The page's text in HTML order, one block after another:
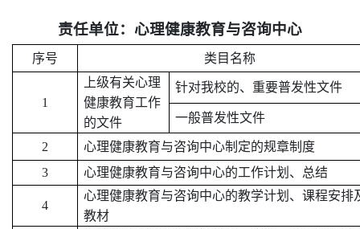
责任单位：心理健康教育与咨询中心
序号 类目名称
1
上级有关心理
健康教育工作
的文件
针对我校的、重要普发性文件
一般普发性文件
2
心理健康教育与咨询中心制定的规章制度
3
心理健康教育与咨询中心的工作计划、总结
4
心理健康教育与咨询中心的教学计划、课程安排
教材